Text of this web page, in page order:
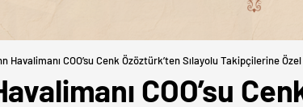
Havalimanı COO’su Cenk Özöztürk’ten Sılayolu Takipçilerine
COO’su